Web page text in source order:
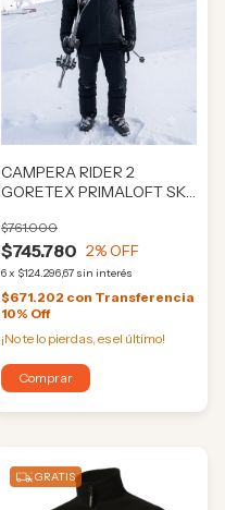
CAMPERA RIDER 2
GORETEX PRIMALOFT SKI
(ANS0372)
$745.780
$761.000
2% OFF
6x $124.296,67 sin interés
$671.202 con Transferencia
10% Off
¡No te lo pierdas, es el último!
Comprar
GRATIS